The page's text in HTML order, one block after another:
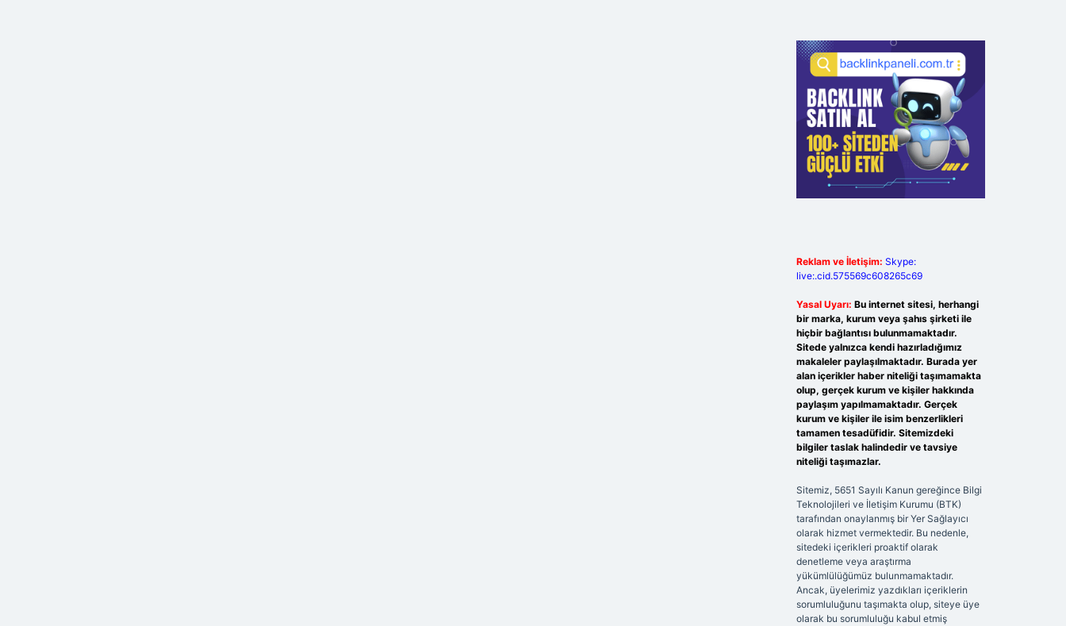
Reklam ve İletişim: Skype:
live:.cid.575569c608265c69
Yasal Uyarı: Bu internet sitesi, herhangi
bir marka, kurum veya şahıs şirketi ile
hiçbir bağlantısı bulunmamaktadır.
Sitede yalnızca kendi hazırladığımız
makaleler paylaşılmaktadır. Burada yer
alan içerikler haber niteliği taşımamakta
olup, gerçek kurum ve kişiler hakkında
paylaşım yapılmamaktadır. Gerçek
kurum ve kişiler ile isim benzerlikleri
tamamen tesadüfidir. Sitemizdeki
bilgiler taslak halindedir ve tavsiye
niteliği taşımazlar.
Sitemiz, 5651 Sayılı Kanun gereğince Bilgi
Teknolojileri ve İletişim Kurumu (BTK)
tarafından onaylanmış bir Yer Sağlayıcı
olarak hizmet vermektedir. Bu nedenle,
sitedeki içerikleri proaktif olarak
denetleme veya araştırma
yükümlülüğümüz bulunmamaktadır.
Ancak, üyelerimiz yazdıkları içeriklerin
sorumluluğunu taşımakta olup, siteye üye
olarak bu sorumluluğu kabul etmiş